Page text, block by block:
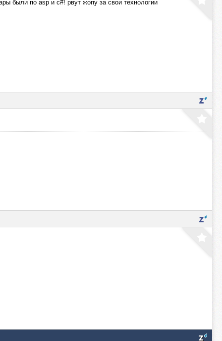
были по asp и c#! рвут жопу за свои технологии